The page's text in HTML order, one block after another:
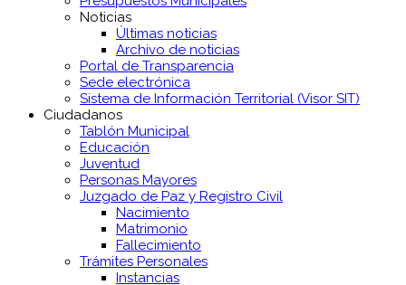
Noticias
Últimas noticias
Archivo de noticias
Portal de Transparencia
Sede electrónica
Sistema de Información Territorial (Visor SIT)
Ciudadanos
Tablón Municipal
Educación
Juventud
Personas Mayores
Juzgado de Paz y Registro Civil
Nacimiento
Matrimonio
Fallecimiento
Trámites Personales
Instancias